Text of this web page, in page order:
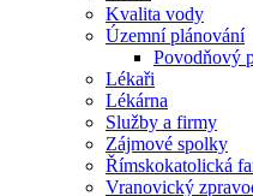
Kvalita vody
Územní plánování
Povodňový
Lékaři
Lékárna
Služby a firmy
Zájmové spolky
Římskokatolická
Vranovický